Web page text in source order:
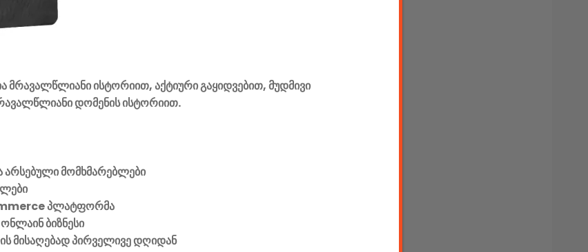
მრავალწლიანი ისტორიით, აქტიური გაყიდვებით, მუდმივი
დომენის ისტორიით.
არსებული მომხმარებლები
პლატფორმა
ბიზნესი
მისაღებად პირველივე დღიდან